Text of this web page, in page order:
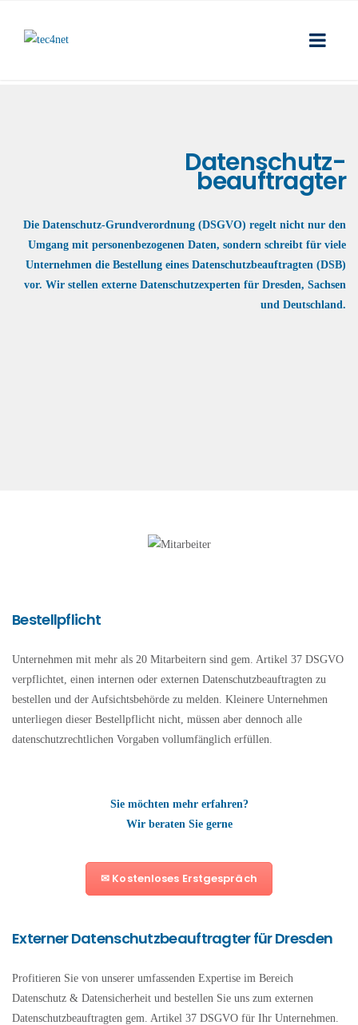
Datenschutz-
beauftragter
Die Datenschutz-Grundverordnung (DSGVO) regelt nicht nur den
Umgang mit personenbezogenen Daten, sondern schreibt für viele
Unternehmen die Bestellung eines Datenschutzbeauftragten (DSB)
vor. Wir stellen externe Datenschutzexperten für Dresden, Sachsen
und Deutschland.
Bestellpflicht
Unternehmen mit mehr als 20 Mitarbeitern sind gem. Artikel 37 DSGVO
verpflichtet, einen internen oder externen Datenschutzbeauftragten zu
bestellen und der Aufsichtsbehörde zu melden. Kleinere Unternehmen
unterliegen dieser Bestellpflicht nicht, müssen aber dennoch alle
datenschutzrechtlichen Vorgaben vollumfänglich erfüllen.
Sie möchten mehr erfahren?
Wir beraten Sie gerne
✉ Kostenloses Erstgespräch
Externer Datenschutzbeauftragter für Dresden
Profitieren Sie von unserer umfassenden Expertise im Bereich
Datenschutz & Datensicherheit und bestellen Sie uns zum externen
Datenschutzbeauftragten gem. Artikel 37 DSGVO für Ihr Unternehmen.